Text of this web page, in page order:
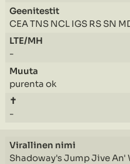
CEA TNS NCL IGS RS SN
-
purenta ok
-
Shadoway's Jump Jive An'